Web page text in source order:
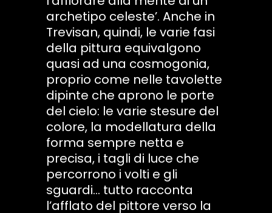
archetipo celeste’. Anche in
Trevisan, quindi, le varie fasi
della pittura equivalgono
quasi ad una cosmogonia,
proprio come nelle tavolette
dipinte che aprono le porte
del cielo: le varie stesure del
colore, la modellatura della
forma sempre netta e
precisa, i tagli di luce che
percorrono i volti e gli
sguardi... tutto racconta
l’afflato del pittore verso la